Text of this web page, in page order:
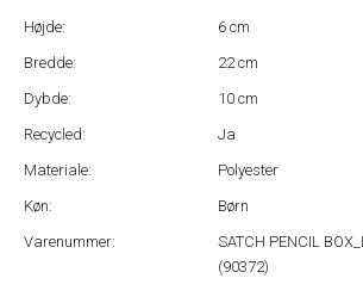
Højde:
6 cm
Bredde:
22 cm
Dybde:
10 cm
Recycled:
Ja
Materiale:
Polyester
Køn:
Børn
Varenummer:
SATCH PENCIL
(90372)